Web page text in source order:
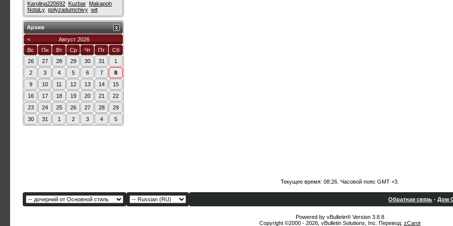
Karolina220692 Kuzbar Makapoh
NotaLy polyzadumchivy wit
Архив
<
Август 2026
Вс
Пн Вт Ср Чт Пт
Сб
26
27 28 29 30 31
1
2
3 4 5 6 7
8
9
10 11 12 13 14
15
16
17 18 19 20 21
22
23
24 25 26 27 28
29
30
31 1 2 3 4 5
Текущее время: 08:26 . Часовой пояс GMT +3.
Обратная связь - Дом
Powered by vBulletin® Version 3.8.8
Copyright ©2000 - 2026, vBulletin Solutions, Inc. Перевод: zCarot